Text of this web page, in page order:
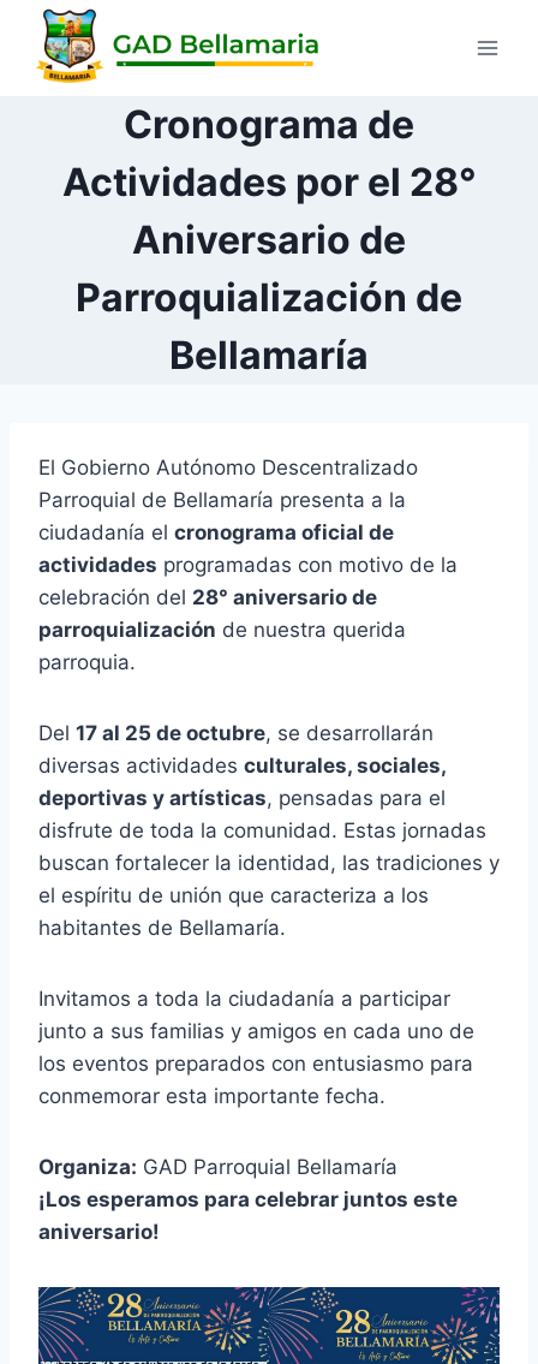
Cronograma de
Actividades por el 28°
Aniversario de
Parroquialización de
Bellamaría
El Gobierno Autónomo Descentralizado
Parroquial de Bellamaría presenta a la
ciudadanía el cronograma oficial de
actividades programadas con motivo de la
celebración del 28° aniversario de
parroquialización de nuestra querida
parroquia.
Del 17 al 25 de octubre, se desarrollarán
diversas actividades culturales, sociales,
deportivas y artísticas, pensadas para el
disfrute de toda la comunidad. Estas jornadas
buscan fortalecer la identidad, las tradiciones y
el espíritu de unión que caracteriza a los
habitantes de Bellamaría.
Invitamos a toda la ciudadanía a participar
junto a sus familias y amigos en cada uno de
los eventos preparados con entusiasmo para
conmemorar esta importante fecha.
Organiza: GAD Parroquial Bellamaría
¡Los esperamos para celebrar juntos este
aniversario!